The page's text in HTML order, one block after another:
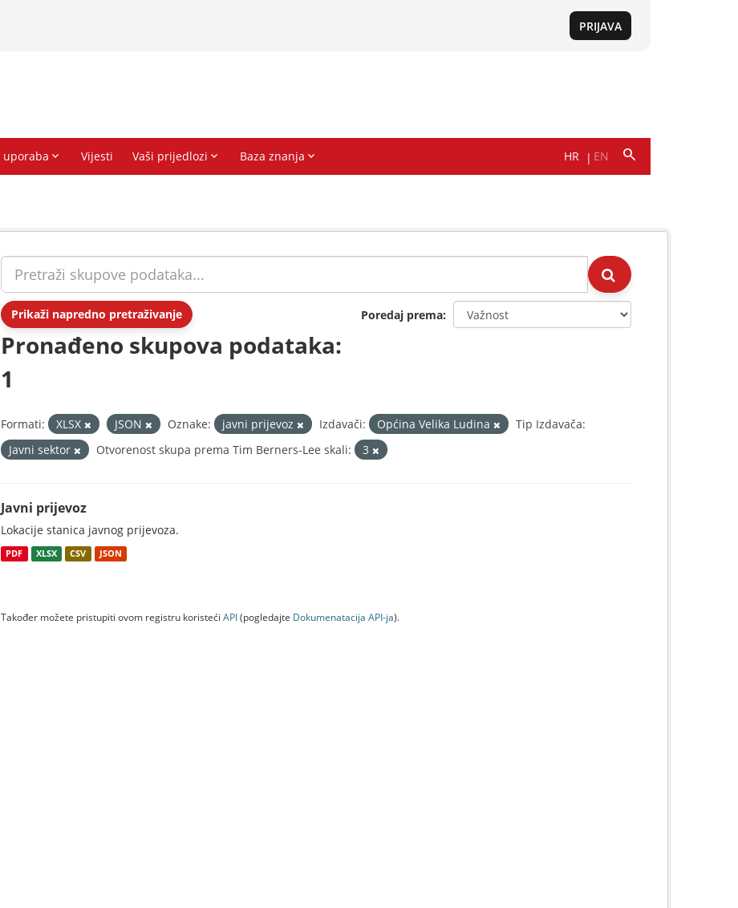
Prikaži napredno pretraživanje Poredaj prema
Pronađeno skupova podataka:
1
Formati: XLSX JSON Oznake: javni prijevoz Izdavači: Općina Velika Ludina
Tip Izdavača:
Javni sektor
Otvorenost skupa prema Tim Berners-Lee skali: 3
Javni prijevoz
Lokacije stanica javnog prijevoza.
PDF XLSX CSV JSON
Također možete pristupiti ovom registru koristeći API(pogledajte Dokumenаtаcijа API-jа).